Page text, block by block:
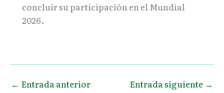
concluir su participación en el Mundial
2026.
← Entrada anterior Entrada siguiente →